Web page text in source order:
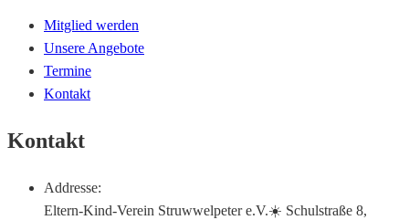
Mitglied werden
Unsere Angebote
Termine
Kontakt
Kontakt
Addresse:
Eltern-Kind-Verein Struwwelpeter e.V.☀️ Schulstraße 8,